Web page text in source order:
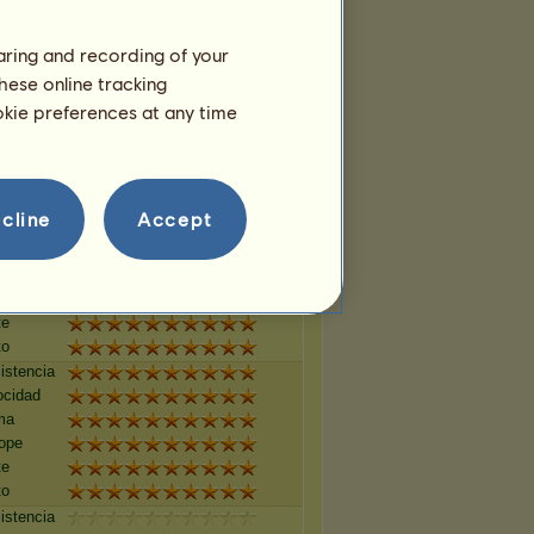
and recording of your
online tracking
preferences at any time
Accept